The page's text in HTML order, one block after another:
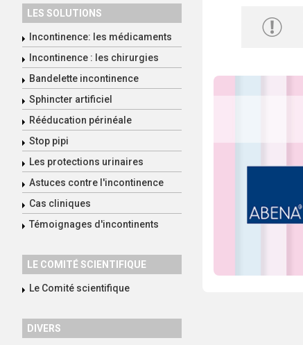
LES SOLUTIONS
Incontinence: les médicaments
Incontinence : les chirurgies
Bandelette incontinence
Sphincter artificiel
Rééducation périnéale
Stop pipi
Les protections urinaires
Astuces contre l'incontinence
Cas cliniques
Témoignages d'incontinents
LE COMITÉ SCIENTIFIQUE
Le Comité scientifique
DIVERS